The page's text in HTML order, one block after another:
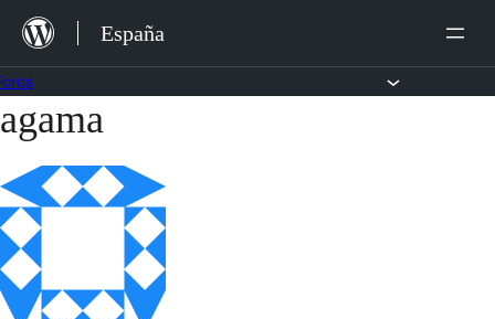
Saltar
contenido
España
Saltar
contenido
agama